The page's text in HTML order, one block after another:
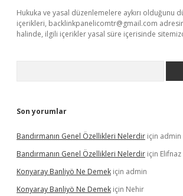
Hukuka ve yasal düzenlemelere aykırı olduğunu
içerikleri, backlinkpanelicomtr@gmail.com
halinde, ilgili içerikler yasal süre içerisinde
Son yorumlar
Bandırmanın Genel Özellikleri Nelerdir için admin
Bandırmanın Genel Özellikleri Nelerdir için Elifnaz
Konyaray Banliyö Ne Demek için admin
Konyaray Banliyö Ne Demek için Nehir